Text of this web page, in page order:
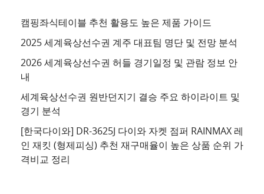
이
트
추
사
이
트
캠핑좌식테이블 추천 활용도 높은 제품 가이드
2025 세계육상선수권 계주 대표팀 명단 및 전망 분석
2026 세계육상선수권 허들 경기일정 및 관람 정보 안
내
세계육상선수권 원반던지기 결승 주요 하이라이트 및
경기 분석
[한국다이와] DR-3625J 다이와 자켓 점퍼 RAINMAX 레
인 재킷 (형제피싱) 추천 재구매율이 높은 상품 순위 가
격비교 정리